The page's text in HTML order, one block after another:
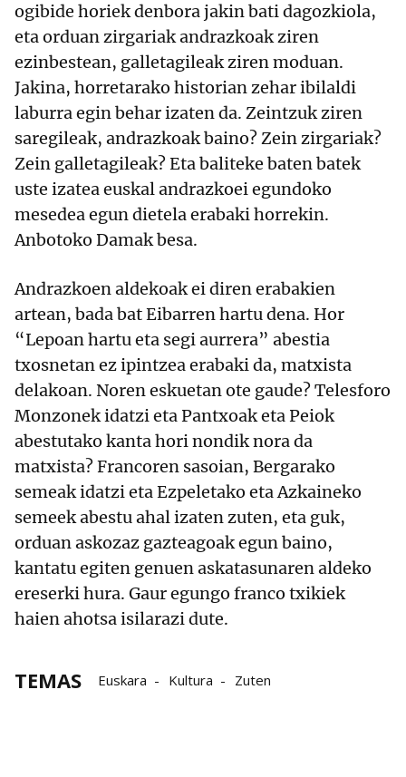
ogibide horiek denbora jakin bati dagozkiola,
eta orduan zirgariak andrazkoak ziren
ezinbestean, galletagileak ziren moduan.
Jakina, horretarako historian zehar ibilaldi
laburra egin behar izaten da. Zeintzuk ziren
saregileak, andrazkoak baino? Zein zirgariak?
Zein galletagileak? Eta baliteke baten batek
uste izatea euskal andrazkoei egundoko
mesedea egun dietela erabaki horrekin.
Anbotoko Damak besa.
Andrazkoen aldekoak ei diren erabakien
artean, bada bat Eibarren hartu dena. Hor
“Lepoan hartu eta segi aurrera” abestia
txosnetan ez ipintzea erabaki da, matxista
delakoan. Noren eskuetan ote gaude? Telesforo
Monzonek idatzi eta Pantxoak eta Peiok
abestutako kanta hori nondik nora da
matxista? Francoren sasoian, Bergarako
semeak idatzi eta Ezpeletako eta Azkaineko
semeek abestu ahal izaten zuten, eta guk,
orduan askozaz gazteagoak egun baino,
kantatu egiten genuen askatasunaren aldeko
ereserki hura. Gaur egungo franco txikiek
haien ahotsa isilarazi dute.
TEMAS Euskara Kultura Zuten